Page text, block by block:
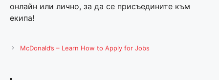
онлайн или лично, за да се присъедините към
екипа!
McDonald’s – Learn How to Apply for Jobs